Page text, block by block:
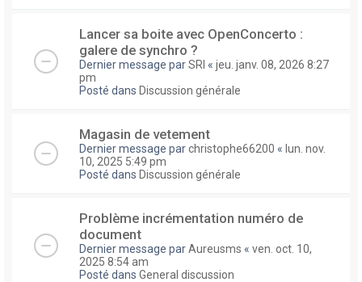
Lancer sa boite avec OpenConcerto :
galere de synchro ?
Dernier message parSRI « jeu. janv. 08, 2026 8:27
pm
Posté dans Discussion générale
Magasin de vetement
Dernier message parchristophe66200 « lun. nov.
10, 2025 5:49 pm
Posté dans Discussion générale
Problème incrémentation numéro de
document
Dernier message parAureusms « ven. oct. 10,
2025 8:54 am
Posté dans General discussion